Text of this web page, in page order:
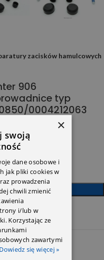
zacisków hamulcowych
906
typ
0004212063
×
swoją
dane osobowe i
jak pliki cookies w
prowadzenia
chwili zmienić
i/lub w
Korzystając ze
zawartymi
Dowiedz się więcej »